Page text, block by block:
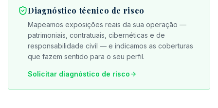
Diagnóstico técnico de risco
Mapeamos exposições reais da sua operação —
patrimoniais, contratuais, cibernéticas e de
responsabilidade civil — e indicamos as coberturas
que fazem sentido para o seu perfil.
Solicitar diagnóstico de risco